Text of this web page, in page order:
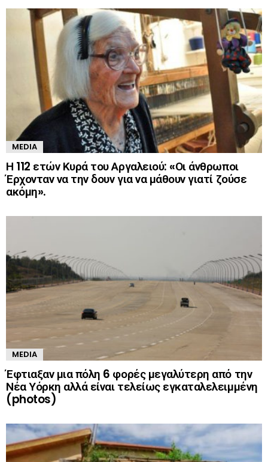
MEDIA
Η 112 ετών Κυρά του Αργαλειού: «Οι άνθρωποι
Έρχονταν να την δουν για να μάθουν γιατί ζούσε
ακόμη».
MEDIA
Έφτιαξαν μια πόλη 6 φορές μεγαλύτερη από την
Νέα Υόρκη αλλά είναι τελείως εγκαταλελειμμένη
(photos)